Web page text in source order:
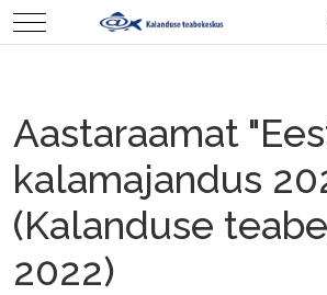
Mobile Menu Toggle
Aastaraamat
kalamajandus
(Kalanduse
2022)